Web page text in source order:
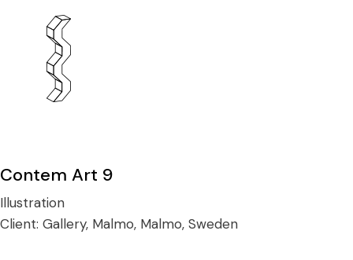
Contem Art 9
Illustration
Client: Gallery, Malmo, Malmo, Sweden